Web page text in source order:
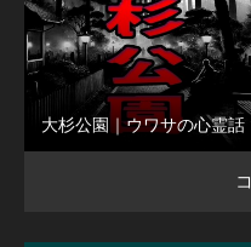
大杉公園｜ウワサの心霊話